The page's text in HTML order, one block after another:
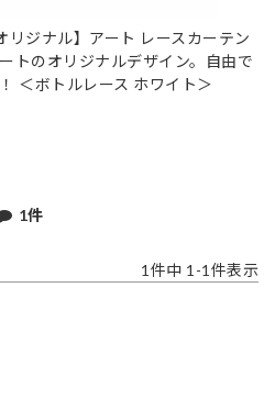
リジナル】アート レースカーテン
トのオリジナルデザイン。自由で
＜ボトルレース ホワイト＞
1
1 件中 1 -1 件表示